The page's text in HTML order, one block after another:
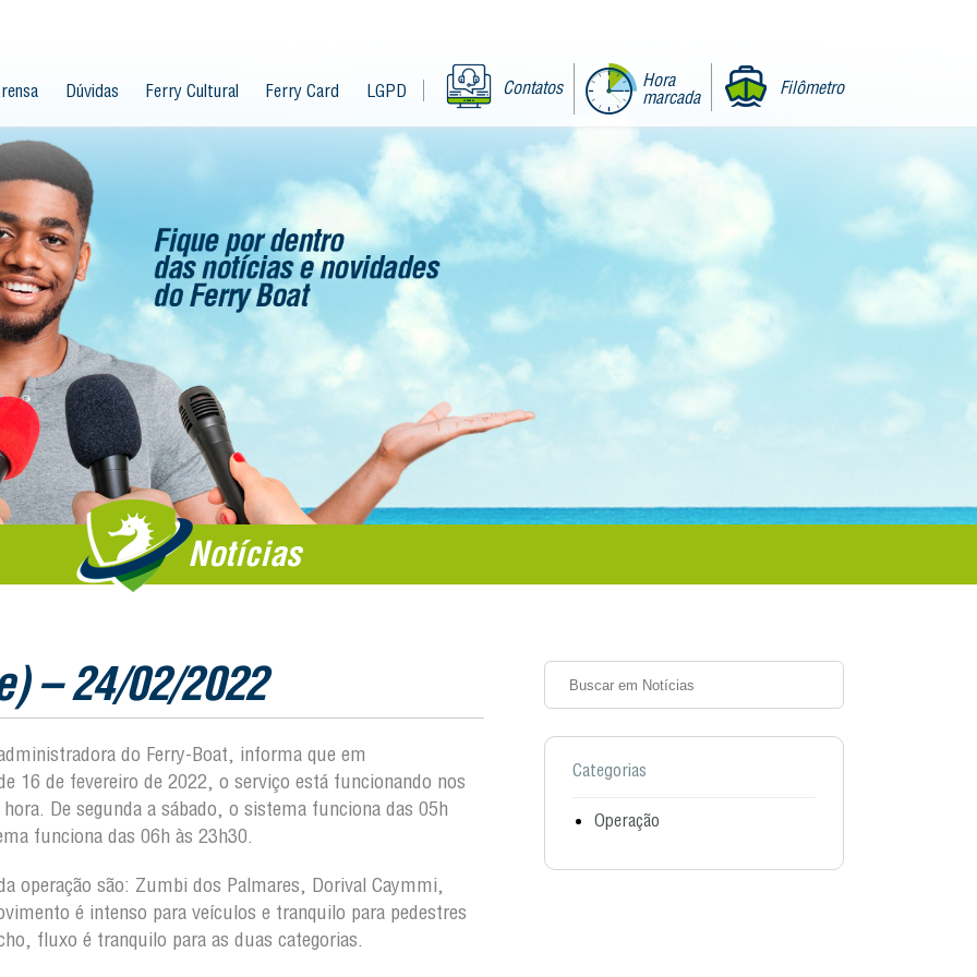
Contatos
Hora
marcada
Filômetro
Dúvidas Ferry Cultural Ferry Card LGPD
Notícias
– 24/02/2022
do Ferry-Boat, informa que em
16 de fevereiro de 2022, o serviço está funcionando nos
De segunda a sábado, o sistema funciona das 05h
funciona das 06h às 23h30.
operação são: Zumbi dos Palmares, Dorival Caymmi,
é intenso para veículos e tranquilo para pedestres
fluxo é tranquilo para as duas categorias.
Categorias
Operação